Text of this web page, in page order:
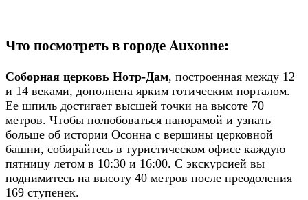
Что посмотреть в городе Auxonne:
Соборная церковь Нотр-Дам, построенная между 12
и 14 веками, дополнена ярким готическим порталом.
Ее шпиль достигает высшей точки на высоте 70
метров. Чтобы полюбоваться панорамой и узнать
больше об истории Осонна с вершины церковной
башни, собирайтесь в туристическом офисе каждую
пятницу летом в 10:30 и 16:00. С экскурсией вы
поднимитесь на высоту 40 метров после преодоления
169 ступенек.